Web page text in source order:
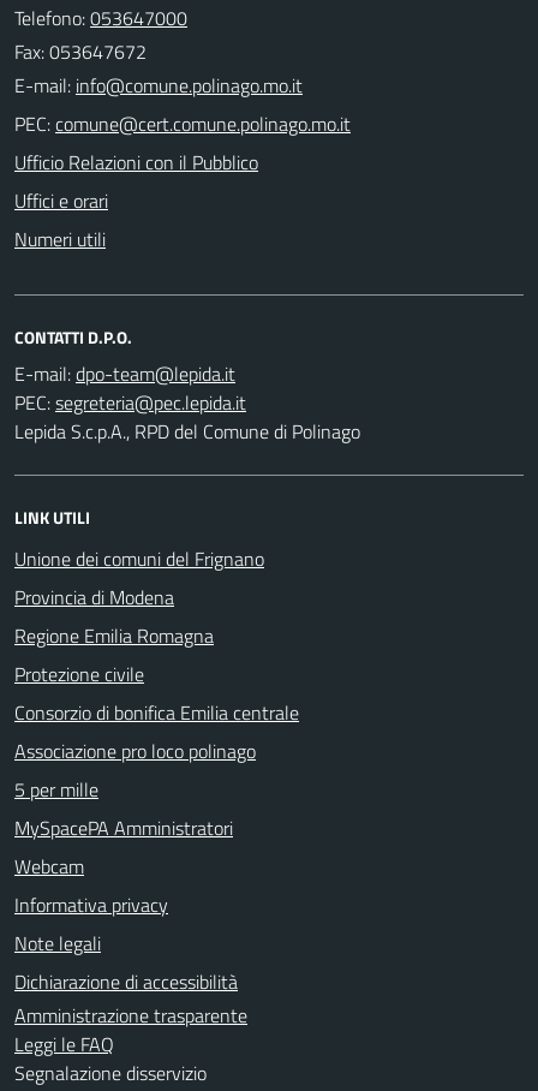
Telefono:053647000
Fax: 053647672
E-mail:
PEC:
Ufficio Relazioni con il Pubblico
Uffici e orari
Numeri utili
CONTATTI D.P.O.
E-mail:
PEC:
Lepida S.c.p.A., RPD del Comune di Polinago
LINK UTILI
Unione dei comuni del Frignano
Provincia di Modena
Regione Emilia Romagna
Protezione civile
Consorzio di bonifica Emilia centrale
Associazione pro loco polinago
5 per mille
MySpacePA Amministratori
Webcam
Informativa privacy
Note legali
Dichiarazione di accessibilità
Amministrazione trasparente
Leggi le FAQ
Segnalazione disservizio